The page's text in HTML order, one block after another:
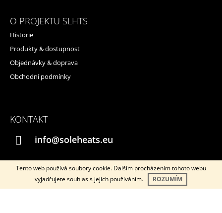
Tento web používá soubory cookie. Dalším procházením tohoto webu
vyjadřujete souhlas s jejich používáním.
ROZUMÍM
O PROJEKTU SLHTS
Historie
Produkty & dostupnost
Objednávky & doprava
Obchodní podmínky
KONTAKT
info@soleheats.eu
InstagramYouTube